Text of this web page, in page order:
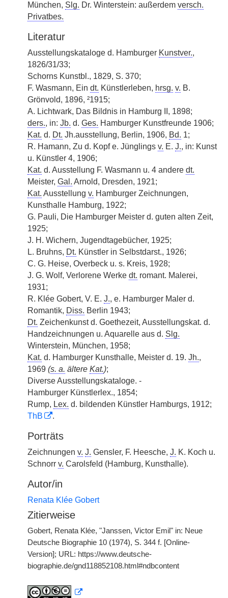
München, Slg. Dr. Winterstein: außerdem versch.
Privatbes.
Literatur
Ausstellungskataloge d. Hamburger Kunstver.,
1826/31/33;
Schorns Kunstbl., 1829, S. 370;
F. Wasmann, Ein dt. Künstlerleben, hrsg. v. B.
Grönvold, 1896, ²1915;
A. Lichtwark, Das Bildnis in Hamburg II, 1898;
ders., in: Jb. d. Ges. Hamburger Kunstfreunde 1906;
Kat. d. Dt. Jh.ausstellung, Berlin, 1906, Bd. 1;
R. Hamann, Zu d. Kopf e. Jünglings v. E. J., in: Kunst
u. Künstler 4, 1906;
Kat. d. Ausstellung F. Wasmann u. 4 andere dt.
Meister, Gal. Arnold, Dresden, 1921;
Kat. Ausstellung v. Hamburger Zeichnungen,
Kunsthalle Hamburg, 1922;
G. Pauli, Die Hamburger Meister d. guten alten Zeit,
1925;
J. H. Wichern, Jugendtagebücher, 1925;
L. Bruhns, Dt. Künstler in Selbstdarst., 1926;
C. G. Heise, Overbeck u. s. Kreis, 1928;
J. G. Wolf, Verlorene Werke dt. romant. Malerei,
1931;
R. Klée Gobert, V. E. J., e. Hamburger Maler d.
Romantik, Diss. Berlin 1943;
Dt. Zeichenkunst d. Goethezeit, Ausstellungskat. d.
Handzeichnungen u. Aquarelle aus d. Slg.
Winterstein, München, 1958;
Kat. d. Hamburger Kunsthalle, Meister d. 19. Jh.,
1969 (s. a. ältere Kat.);
Diverse Ausstellungskataloge. -
Hamburger Künstlerlex., 1854;
Rump, Lex. d. bildenden Künstler Hamburgs, 1912;
ThB
.
Porträts
Zeichnungen v. J. Gensler, F. Heesche, J. K. Koch u.
Schnorr v. Carolsfeld (Hamburg, Kunsthalle).
Autor/in
Renata Klée Gobert
Zitierweise
Gobert, Renata Klée, "Janssen, Victor Emil" in: Neue
Deutsche Biographie 10 (1974), S. 344 f. [Online-
Version]; URL: https://www.deutsche-
biographie.de/gnd118852108.html#ndbcontent